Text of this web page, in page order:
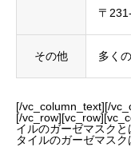
〒
その他 多く
[/vc_column_text][/
[/
イルのガーゼマスクと
タイルのガーゼマスク